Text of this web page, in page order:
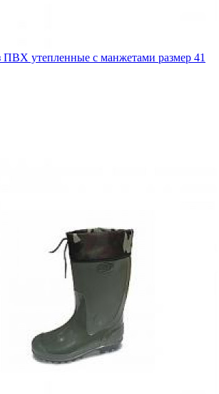
утепленные с манжетами размер 41